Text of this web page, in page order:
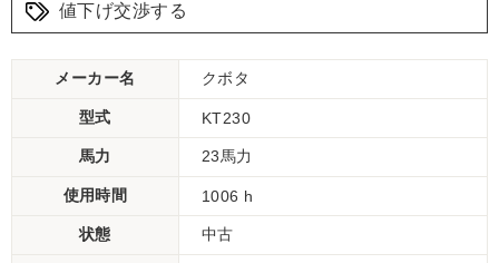
値下げ交渉する
メーカー名 クボタ
型式 KT230
馬力 23馬力
使用時間 1006 h
状態 中古